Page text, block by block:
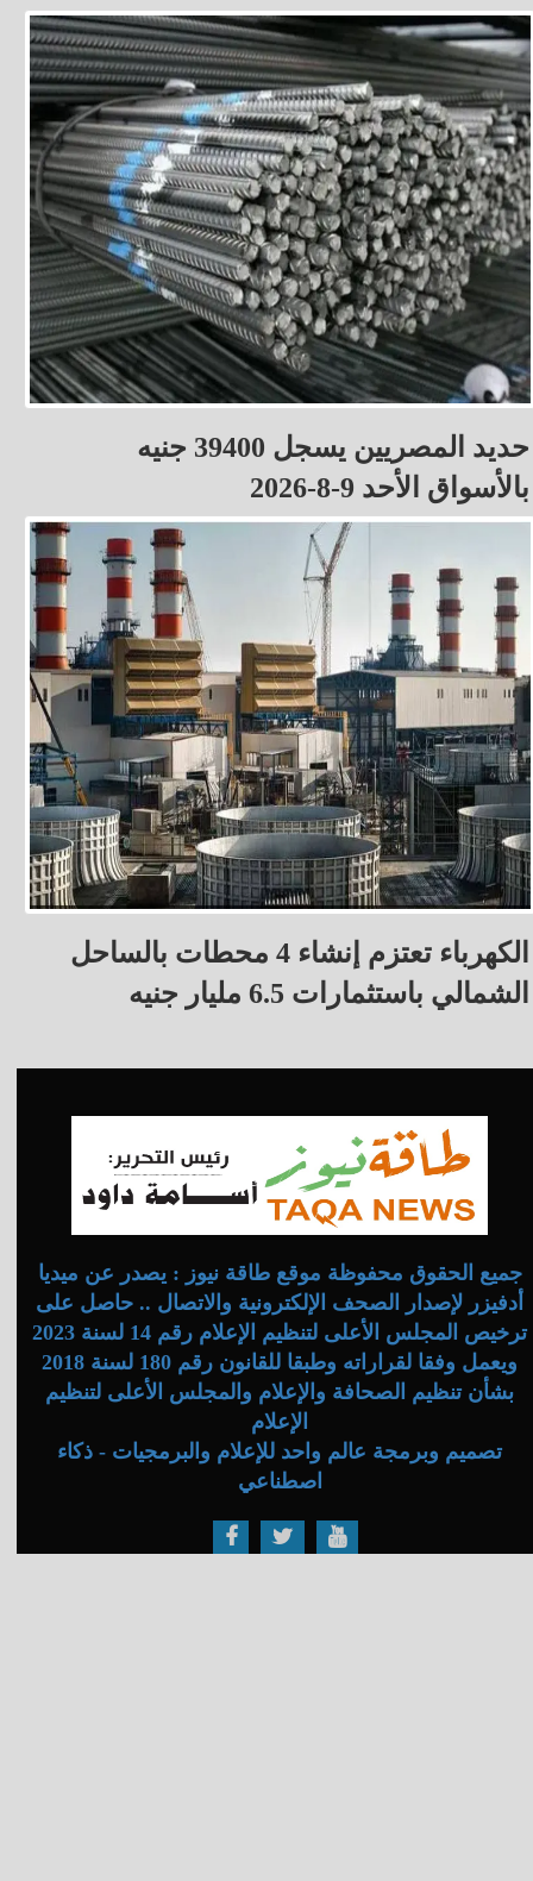
حديد المصريين يسجل 39400 جنيه
بالأسواق الأحد 9-8-2026
الكهرباء تعتزم إنشاء 4 محطات بالساحل
الشمالي باستثمارات 6.5 مليار جنيه
جميع الحقوق محفوظة موقع طاقة نيوز : يصدر عن ميديا
أدفيزر لإصدار الصحف الإلكترونية والاتصال .. حاصل على
ترخيص المجلس الأعلى لتنظيم الإعلام رقم 14 لسنة 2023
ويعمل وفقا لقراراته وطبقا للقانون رقم 180 لسنة 2018
بشأن تنظيم الصحافة والإعلام والمجلس الأعلى لتنظيم
الإعلام
تصميم وبرمجة عالم واحد للإعلام والبرمجيات - ذكاء
اصطناعي